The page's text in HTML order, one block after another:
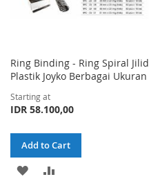
Ring Binding - Ring Spiral Jilid
Plastik Joyko Berbagai Ukuran
Starting at
IDR 58.100,00
Add to Cart
ADD